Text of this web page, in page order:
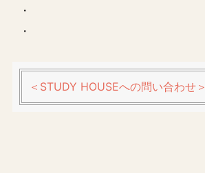
・
・
＜STUDY HOUSEへの問い合わせ＞